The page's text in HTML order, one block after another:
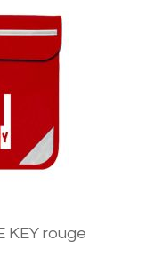
KEY rouge